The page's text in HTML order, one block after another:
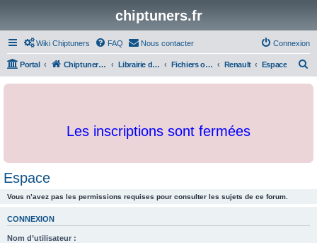
chiptuners.fr
Wiki Chiptuners FAQ Nous contacter Connexion
Portal Chiptuners.fr Librairie de documents et originaux Fichiers originaux Renault Espace
c
Les inscriptions sont fermées
Espace
Vous n’avez pas les permissions requises pour consulter les sujets de ce forum.
CONNEXION
Nom d’utilisateur :